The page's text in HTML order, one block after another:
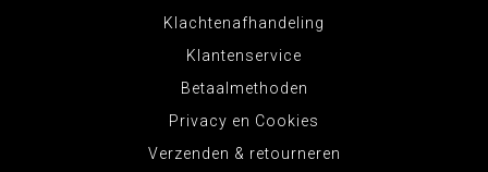
Klachtenafhandeling
Klantenservice
Betaalmethoden
Privacy en Cookies
Verzenden & retourneren